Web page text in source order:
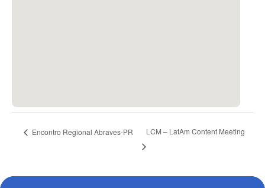
Encontro Regional Abraves-PR LCM – LatAm Content Meeting